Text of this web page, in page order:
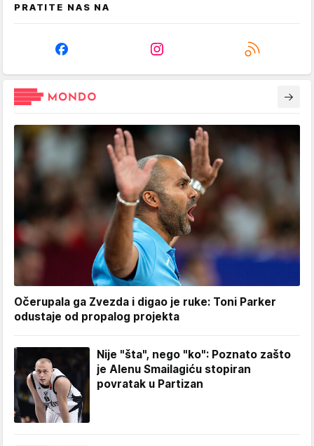
PRATITE NAS NA
Očerupala ga Zvezda i digao je ruke: Toni Parker
odustaje od propalog projekta
Nije "šta", nego "ko": Poznato zašto
je Alenu Smailagiću stopiran
povratak u Partizan